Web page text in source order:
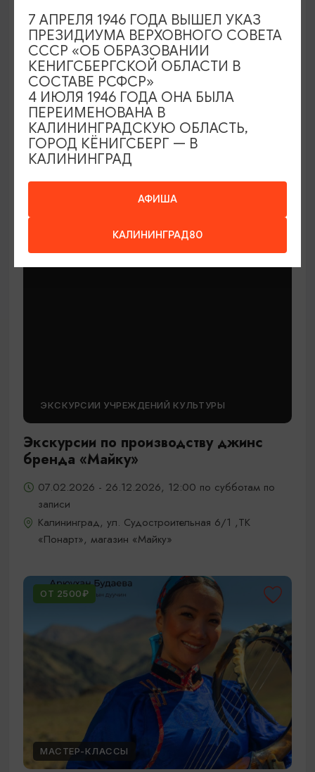
МАСТЕР-КЛАССЫ
Мастер-классы по керамике Елены
Бодяковой
Калининград, ул. Баранова, 45
ЭКСКУРСИИ УЧРЕЖДЕНИЙ КУЛЬТУРЫ
Экскурсии по производству джинс
бренда «Майку»
07.02.2026 - 26.12.2026, 12:00 по субботам по
записи
Калининград, ул. Судостроительная 6/1 ,ТК
«Понарт», магазин «Майку»
ОТ 2500₽
МАСТЕР-КЛАССЫ
АФИША
КАЛИНИНГРАД80
7 АПРЕЛЯ 1946 ГОДА ВЫШЕЛ УКАЗ
ПРЕЗИДИУМА ВЕРХОВНОГО СОВЕТА
СССР «ОБ ОБРАЗОВАНИИ
КЕНИГСБЕРГСКОЙ ОБЛАСТИ В
СОСТАВЕ РСФСР»
4 ИЮЛЯ 1946 ГОДА ОНА БЫЛА
ПЕРЕИМЕНОВАНА В
КАЛИНИНГРАДСКУЮ ОБЛАСТЬ,
ГОРОД КЁНИГСБЕРГ — В
КАЛИНИНГРАД